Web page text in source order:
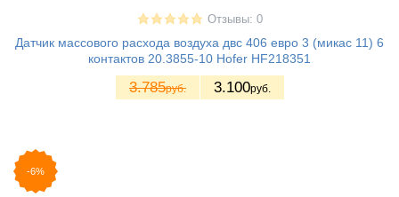
Отзывы: 0
Датчик массового расхода воздуха двс 406 евро 3 (микас 11) 6
контактов 20.3855-10 Hofer HF218351
3.785руб. 3.100руб.
-6%